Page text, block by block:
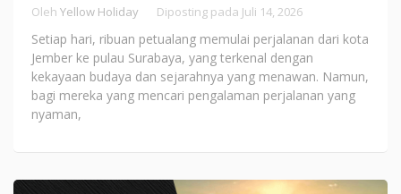
Oleh Yellow Holiday Diposting pada Juli 14, 2026
Setiap hari, ribuan petualang memulai perjalanan dari kota
Jember ke pulau Surabaya, yang terkenal dengan
kekayaan budaya dan sejarahnya yang menawan. Namun,
bagi mereka yang mencari pengalaman perjalanan yang
nyaman,